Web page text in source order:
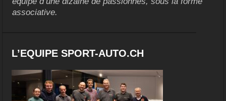
associative.
L’EQUIPE SPORT-AUTO.CH